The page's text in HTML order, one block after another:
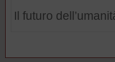
Il futuro